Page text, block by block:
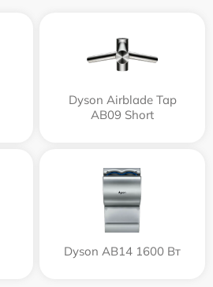
Dyson Airblade Tap
AB09 Short
Dyson AB14 1600 Вт